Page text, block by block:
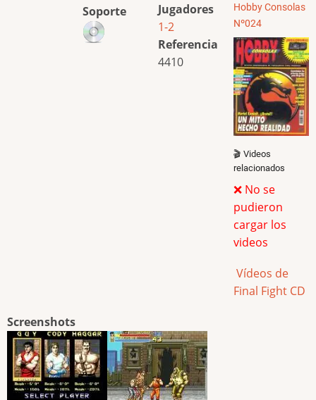
Soporte
Jugadores
1-2
Referencia
4410
Hobby Consolas
Nº024
🎬 Videos
relacionados
❌ No se
pudieron
cargar los
videos
Vídeos de
Final Fight CD
Screenshots